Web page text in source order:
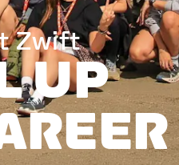
Zwift
UP